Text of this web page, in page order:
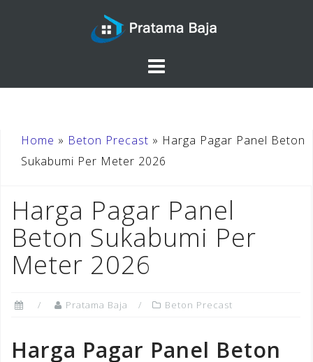
Home » Beton Precast » Harga Pagar Panel Beton
Sukabumi Per Meter 2026
Harga Pagar Panel
Beton Sukabumi Per
Meter 2026
Pratama Baja Beton Precast
Harga Pagar Panel Beton